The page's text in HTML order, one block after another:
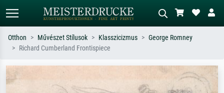
Keressen művész, műcím vagy stílus
szerint – pl. Monet, Csillagos éj,
Írja le a jelenetet – pl. zöld rét, sok
piros absztrakt, sötét olajkép, álló akt
Otthon Művészet Stílusok Klasszicizmus
George Romney
Richard Cumberland Frontispiece